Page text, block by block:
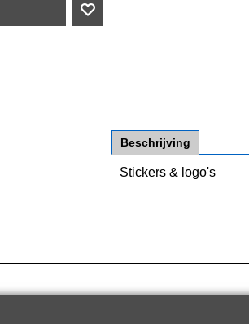
Beschrijving
Stickers & logo's